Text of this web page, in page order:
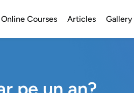
Online Courses Articles Gallery